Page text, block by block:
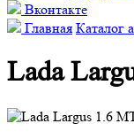
Вконтакте
Главная Каталог
Lada